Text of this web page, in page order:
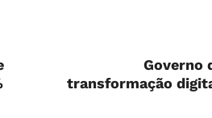
Governo
transformação